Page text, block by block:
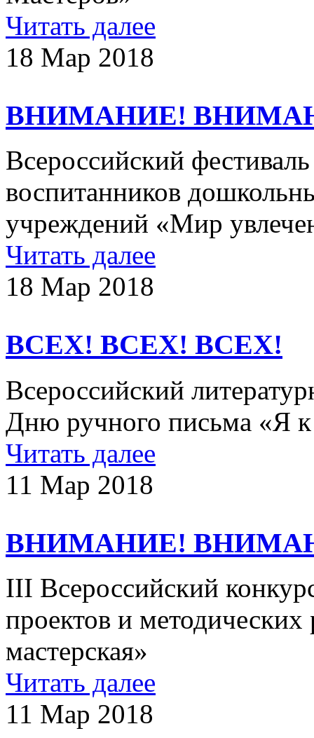
Читать далее
18 Мар 2018
ВНИМАНИЕ!
Всероссийский
воспитанников
учреждений «Мир
Читать далее
18 Мар 2018
ВСЕХ! ВСЕХ! ВСЕХ!
Всероссийский
Дню ручного письма «Я
Читать далее
11 Мар 2018
ВНИМАНИЕ!
III Всероссийский
проектов и методических
мастерская»
Читать далее
11 Мар 2018